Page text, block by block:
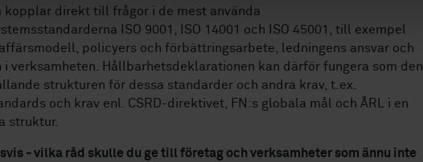
kopplar direkt till frågor i de mest använda
ISO 9001, ISO 14001 och ISO 45001, till exempel
policyers och förbättringsarbete, ledningens ansvar och
i verksamheten. Hållbarhetsdeklarationen kan därför fungera som den
strukturen för dessa standarder och andra krav, t.ex.
och krav enl. CSRD-direktivet, FN:s globala mål och ÅRL i en
struktur.
- vilka råd skulle du ge till företag och verksamheter som ännu inte